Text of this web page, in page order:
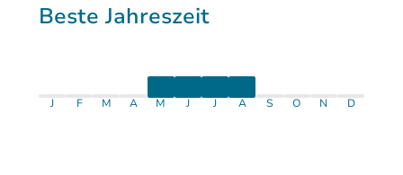
Beste Jahreszeit
J F M A M J J A S O N D